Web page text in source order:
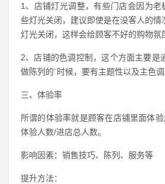
1、店铺灯光调整，有些门店会因为老
些灯光关闭，建议即使是在没客人的情
灯光关闭，这样会给顾客不好的购物氛
2、店铺的色调控制，这个方面主要是
做陈列的`时候，要有主题性以及主色调
三、体验率
所谓的体验率就是顾客在店铺里面体
体验人数/进店总人数。
影响因素：销售技巧、陈列、服务等
提升方法：